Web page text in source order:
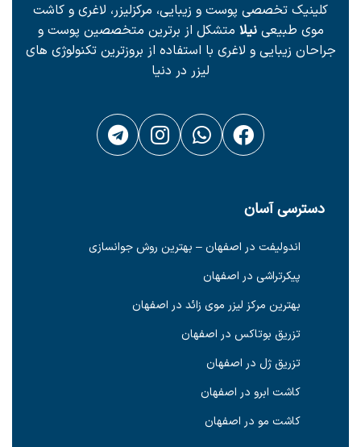
کلینیک تخصصی پوست و زیبایی، مرکزلیزر، لاغری و کاشت
موی طبیعینیلا متشکل از برترین متخصصین پوست و
جراحان زیبایی و لاغری با استفاده از بروزترین تکنولوژی های
لیزر در دنیا
دسترسی آسان
اندولیفت در اصفهان – بهترین روش جوانسازی
پیکرتراشی در اصفهان
بهترین مرکز لیزر موی زائد در اصفهان
تزریق بوتاکس در اصفهان
تزریق ژل در اصفهان
کاشت ابرو در اصفهان
کاشت مو در اصفهان